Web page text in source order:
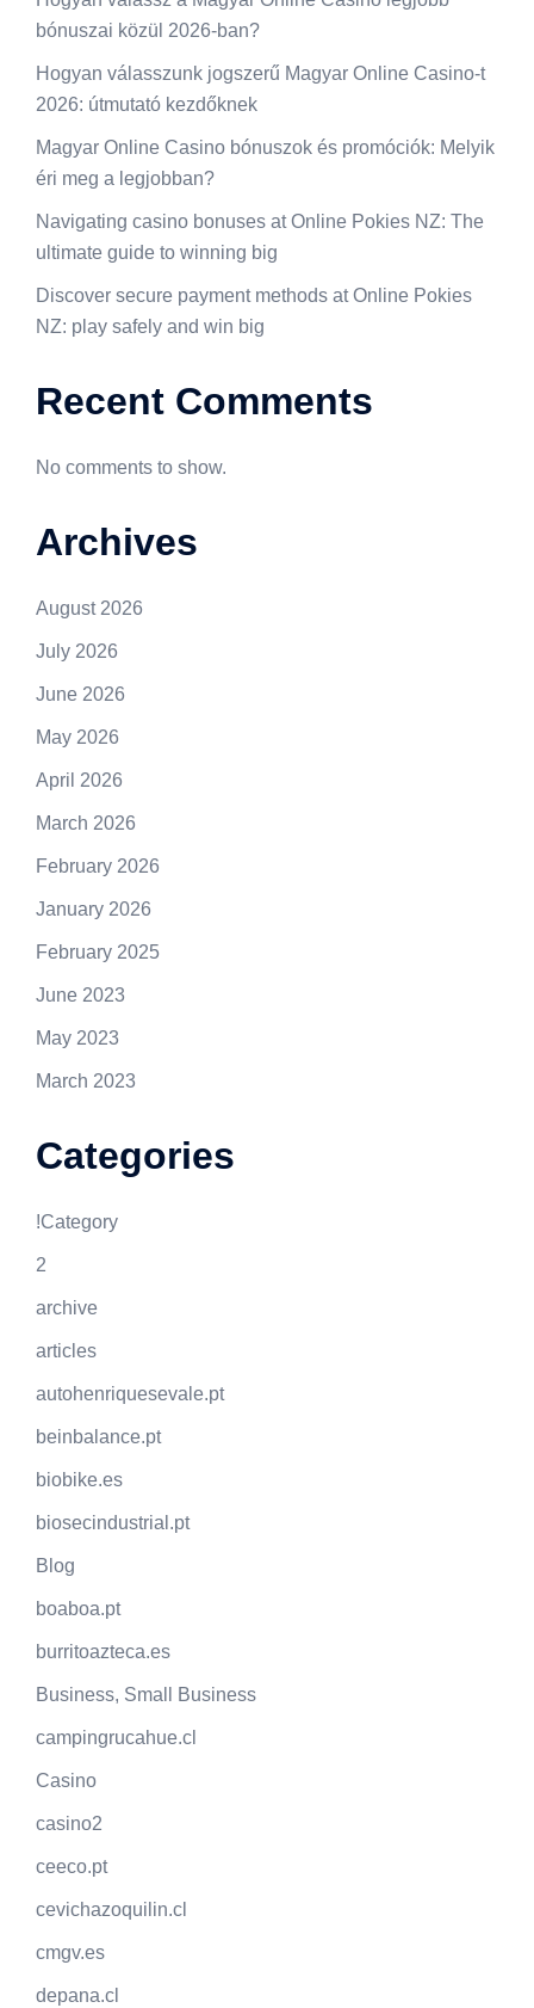
bónuszai közül 2026-ban?
Hogyan válasszunk jogszerű Magyar Online Casino-t
2026: útmutató kezdőknek
Magyar Online Casino bónuszok és promóciók: Melyik
éri meg a legjobban?
Navigating casino bonuses at Online Pokies NZ: The
ultimate guide to winning big
Discover secure payment methods at Online Pokies
NZ: play safely and win big
Recent Comments
No comments to show.
Archives
August 2026
July 2026
June 2026
May 2026
April 2026
March 2026
February 2026
January 2026
February 2025
June 2023
May 2023
March 2023
Categories
!Category
2
archive
articles
autohenriquesevale.pt
beinbalance.pt
biobike.es
biosecindustrial.pt
Blog
boaboa.pt
burritoazteca.es
Business, Small Business
campingrucahue.cl
Casino
casino2
ceeco.pt
cevichazoquilin.cl
cmgv.es
depana.cl